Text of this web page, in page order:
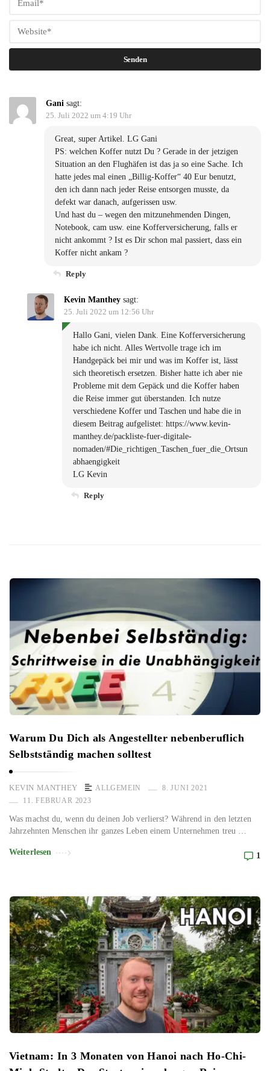
Gani sagt:
25. Juli 2022 um 4:19 Uhr
Great, super Artikel. LG Gani
PS: welchen Koffer nutzt Du ? Gerade in der jetzigen
Situation an den Flughäfen ist das ja so eine Sache. Ich
hatte jedes mal einen „Billig-Koffer“ 40 Eur benutzt,
den ich dann nach jeder Reise entsorgen musste, da
defekt war danach, aufgerissen usw.
Und hast du – wegen den mitzunehmenden Dingen,
Notebook, cam usw. eine Kofferversicherung, falls er
nicht ankommt ? Ist es Dir schon mal passiert, dass ein
Koffer nicht ankam ?
Reply
Kevin Manthey sagt:
25. Juli 2022 um 12:56 Uhr
Hallo Gani, vielen Dank. Eine Kofferversicherung
habe ich nicht. Alles Wertvolle trage ich im
Handgepäck bei mir und was im Koffer ist, lässt
sich theoretisch ersetzen. Bisher hatte ich aber nie
Probleme mit dem Gepäck und die Koffer haben
die Reise immer gut überstanden. Ich nutze
verschiedene Koffer und Taschen und habe die in
diesem Beitrag aufgelistet: https://www.kevin-
manthey.de/packliste-fuer-digitale-
nomaden/#Die_richtigen_Taschen_fuer_die_Ortsun
abhaengigkeit
LG Kevin
Reply
Warum Du Dich als Angestellter nebenberuflich
Selbstständig machen solltest
KEVIN MANTHEY ALLGEMEIN
8. JUNI 2021
11. FEBRUAR 2023
Was machst du, wenn du deinen Job verlierst? Während in den letzten
Jahrzehnten Menschen ihr ganzes Leben einem Unternehmen treu …
Weiterlesen 1
Vietnam: In 3 Monaten von Hanoi nach Ho-Chi-